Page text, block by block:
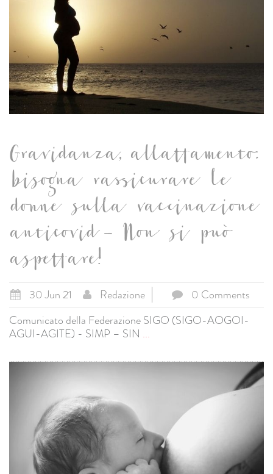
Gravidanza, allattamento:
bisogna rassicurare le
donne sulla vaccinazione
anticovid – Non si può
aspettare!
30 Jun 21 Redazione
0 Comments
Comunicato della Federazione SIGO (SIGO-AOGOI-
AGUI-AGITE) - SIMP – SIN ...